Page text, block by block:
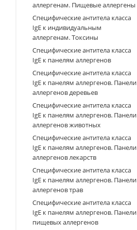
аллергенам. Пищевые аллергены
Специфические антитела класса
IgE к индивидуальным
аллергенам. Токсины
Специфические антитела класса
IgE к панелям аллергенов
Специфические антитела класса
IgE к панелям аллергенов. Панели
аллергенов деревьев
Специфические антитела класса
IgE к панелям аллергенов. Панели
аллергенов животных
Специфические антитела класса
IgE к панелям аллергенов. Панели
аллергенов лекарств
Специфические антитела класса
IgE к панелям аллергенов. Панели
аллергенов трав
Специфические антитела класса
IgE к панелям аллергенов. Панели
пищевых аллергенов